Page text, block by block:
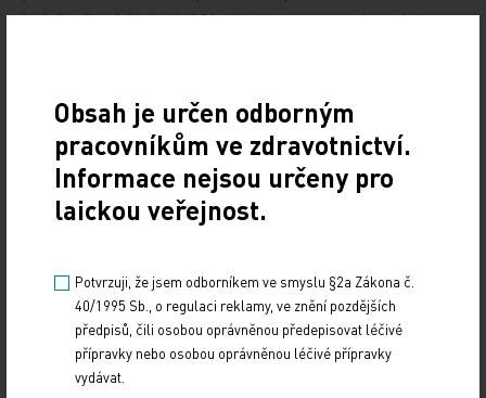
k došetření. V druhé fázi bychom ve spolupráci
až šesti diagnóz sledovat časovou dostupnost péče.
Doufáme, že v příštím vydání, za rok či dva,
budeme schopni pracovat s doporučenými
časovými rámci, například pro první kontakt
s onkologickým centrem nebo stanovení diagnózy.
za cíl popsat aktuální stav a poskytnout kontakty,
aby se neztrácel drahocenný čas. Nemusíme
ztrácet čas hledáním informací na webu, když je
máme v této komplexní brožuře.
Obsah je určen odborným
pracovníkům ve zdravotnictví.
Informace nejsou určeny pro
laickou veřejnost.
Potvrzuji, že jsem odborníkem ve smyslu §2a Zákona č.
40/1995 Sb., o regulaci reklamy, ve znění pozdějších
předpisů, čili osobou oprávněnou předepisovat léčivé
přípravky nebo osobou oprávněnou léčivé přípravky
vydávat.